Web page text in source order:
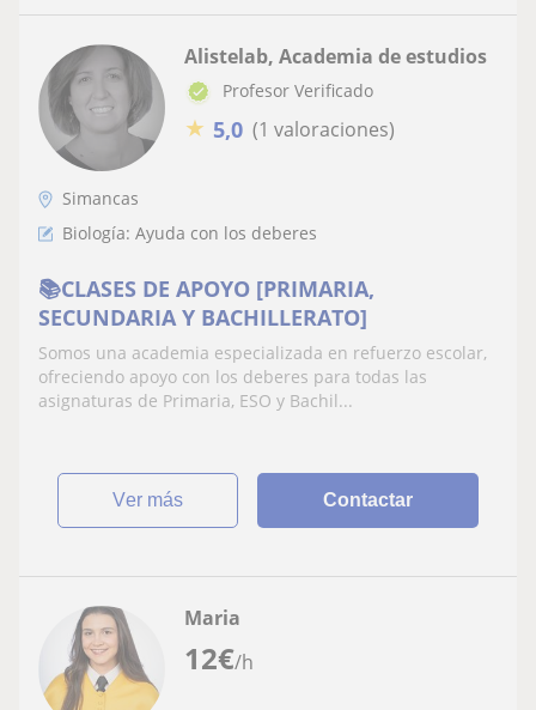
Alistelab, Academia de estudios
Profesor Verificado
★ 5,0 (1 valoraciones)
Simancas
Biología: Ayuda con los deberes
📚CLASES DE APOYO [PRIMARIA,
SECUNDARIA Y BACHILLERATO]
Somos una academia especializada en refuerzo escolar,
ofreciendo apoyo con los deberes para todas las
asignaturas de Primaria, ESO y Bachil...
ver más Contactar
12€/h
Maria